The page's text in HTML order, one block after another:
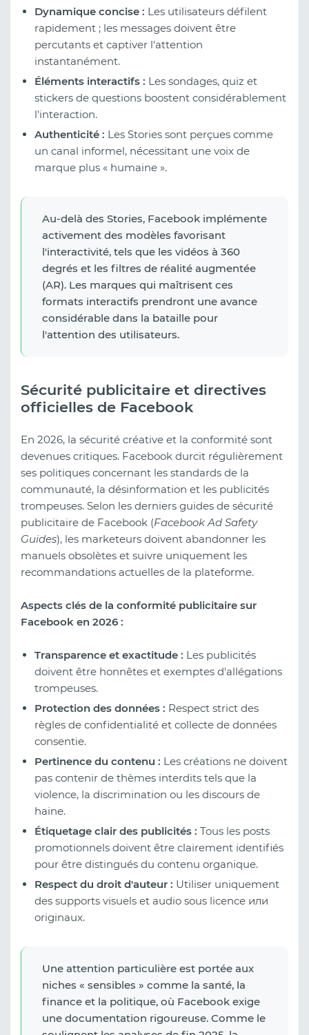
Dynamique concise : Les utilisateurs défilent
rapidement ; les messages doivent être
percutants et captiver l'attention
instantanément.
Éléments interactifs : Les sondages, quiz et
stickers de questions boostent considérablement
l'interaction.
Authenticité : Les Stories sont perçues comme
un canal informel, nécessitant une voix de
marque plus « humaine ».
Au-delà des Stories, Facebook implémente
activement des modèles favorisant
l'interactivité, tels que les vidéos à 360
degrés et les filtres de réalité augmentée
(AR). Les marques qui maîtrisent ces
formats interactifs prendront une avance
considérable dans la bataille pour
l'attention des utilisateurs.
Sécurité publicitaire et directives
officielles de Facebook
En 2026, la sécurité créative et la conformité sont
devenues critiques. Facebook durcit régulièrement
ses politiques concernant les standards de la
communauté, la désinformation et les publicités
trompeuses. Selon les derniers guides de sécurité
publicitaire de Facebook (Facebook Ad Safety
Guides), les marketeurs doivent abandonner les
manuels obsolètes et suivre uniquement les
recommandations actuelles de la plateforme.
Aspects clés de la conformité publicitaire sur
Facebook en 2026 :
Transparence et exactitude : Les publicités
doivent être honnêtes et exemptes d'allégations
trompeuses.
Protection des données : Respect strict des
règles de confidentialité et collecte de données
consentie.
Pertinence du contenu : Les créations ne doivent
pas contenir de thèmes interdits tels que la
violence, la discrimination ou les discours de
haine.
Étiquetage clair des publicités : Tous les posts
promotionnels doivent être clairement identifiés
pour être distingués du contenu organique.
Respect du droit d'auteur : Utiliser uniquement
des supports visuels et audio sous licence или
originaux.
Une attention particulière est portée aux
niches « sensibles » comme la santé, la
finance et la politique, où Facebook exige
une documentation rigoureuse. Comme le